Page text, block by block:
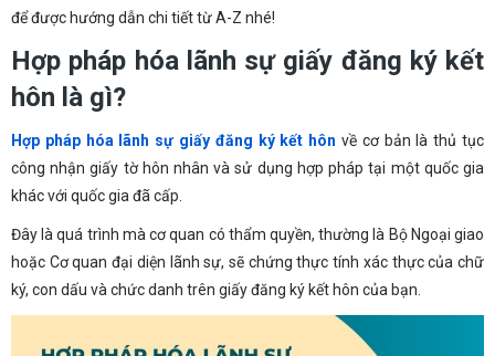
để được hướng dẫn chi tiết từ A-Z nhé!
Hợp pháp hóa lãnh sự giấy đăng ký kết
hôn là gì?
Hợp pháp hóa lãnh sự giấy đăng ký kết hôn về cơ bản là thủ tục
công nhận giấy tờ hôn nhân và sử dụng hợp pháp tại một quốc gia
khác với quốc gia đã cấp.
Đây là quá trình mà cơ quan có thẩm quyền, thường là Bộ Ngoại giao
hoặc Cơ quan đại diện lãnh sự, sẽ chứng thực tính xác thực của chữ
ký, con dấu và chức danh trên giấy đăng ký kết hôn của bạn.